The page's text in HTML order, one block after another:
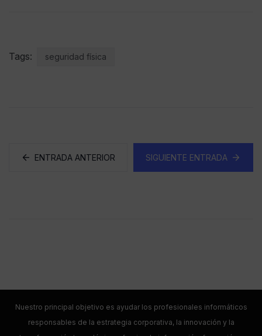
Tags: seguridad física
ENTRADA ANTERIOR SIGUIENTE ENTRADA
Nuestro principal objetivo es ayudar los profesionales informáticos
responsables de la estrategia corporativa, la innovación y la